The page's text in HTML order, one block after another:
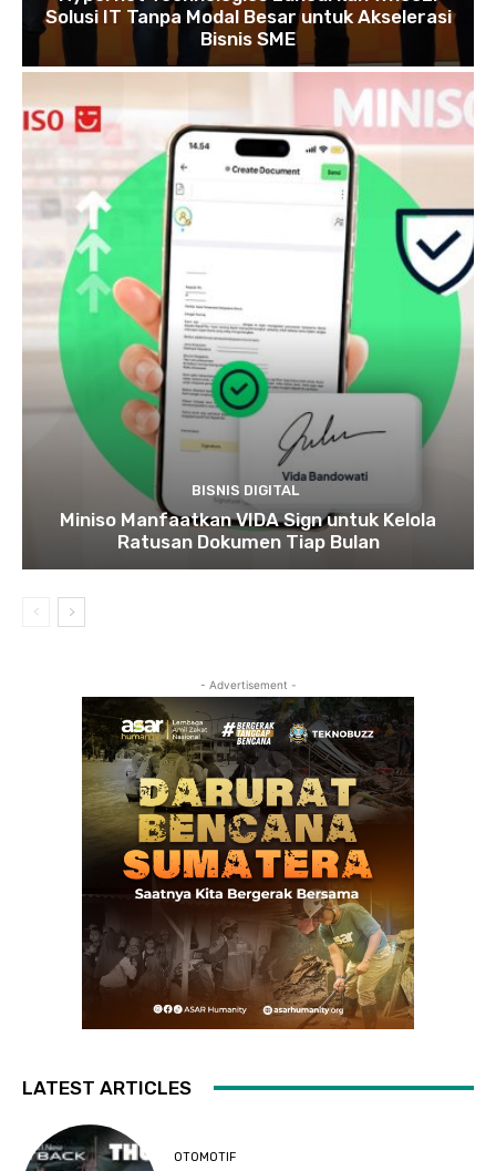
Solusi IT Tanpa Modal Besar untuk Akselerasi
Bisnis SME
BISNIS DIGITAL
Miniso Manfaatkan VIDA Sign untuk Kelola
Ratusan Dokumen Tiap Bulan
- Advertisement -
LATEST ARTICLES
OTOMOTIF